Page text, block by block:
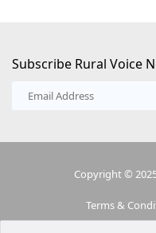
Subscribe Rural Voice
Copyright ©
Terms &